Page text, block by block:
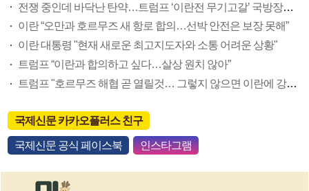
전쟁 중인데 바닥난 탄약…트럼프 ‘이란전 무기고갈’ 국방장관 질책
이란 “오만과 호르무즈 새 항로 합의…선박 안전은 보장 못해”
이란 대통령 "현재 새로운 최고지도자와 소통 어려운 상황"
트럼프 “이란과 합의하고 싶다…살상 원치 않아”
트럼프 "호르무즈 해협 곧 열릴것… 그렇지 않으면 이란에 강력 공격"
국제신문 카카오플러스 친구
국제신문 공식 페이스북 인스타그램